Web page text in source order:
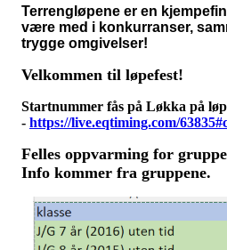
Terrengløpene er en
være med i konkurranser,
trygge omgivelser!
Velkommen til løpefest!
Startnummer fås på Løkka på
- https://live.eqtiming.com/
Felles oppvarming for
Info kommer fra gruppene.